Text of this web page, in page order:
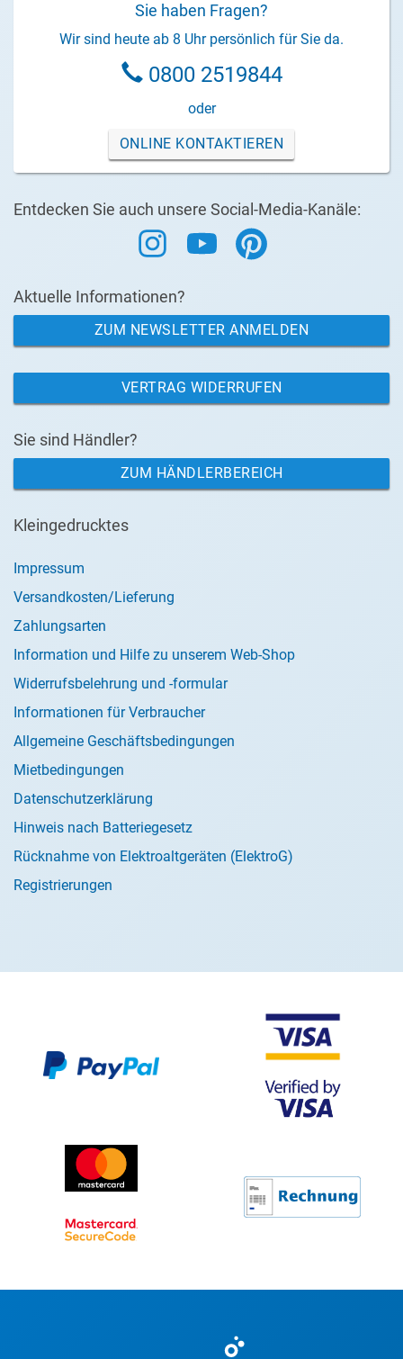
Sie haben Fragen?
Wir sind heute ab 8 Uhr persönlich für Sie da.
0800 2519844
oder
ONLINE KONTAKTIEREN
Entdecken Sie auch unsere Social-Media-Kanäle:
Aktuelle Informationen?
ZUM NEWSLETTER ANMELDEN
VERTRAG WIDERRUFEN
Sie sind Händler?
ZUM HÄNDLERBEREICH
Kleingedrucktes
Impressum
Versandkosten/Lieferung
Zahlungsarten
Information und Hilfe zu unserem Web-Shop
Widerrufsbelehrung und -formular
Informationen für Verbraucher
Allgemeine Geschäftsbedingungen
Mietbedingungen
Datenschutzerklärung
Hinweis nach Batteriegesetz
Rücknahme von Elektroaltgeräten (ElektroG)
Registrierungen